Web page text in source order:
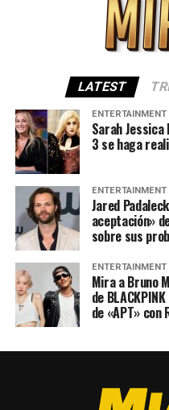
LATEST
ENTERTAINMENT
Sarah
3 se haga
ENTERTAINMENT
Jared
aceptación»
sobre sus
ENTERTAINMENT
Mira a Bruno
de
de «APT» con